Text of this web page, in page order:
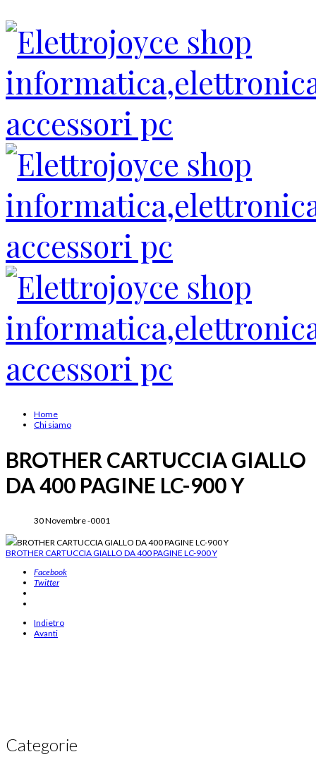
Home
Chi siamo
BROTHER CARTUCCIA GIALLO
DA 400 PAGINE LC-900 Y
30 Novembre -0001
BROTHER CARTUCCIA GIALLO DA 400 PAGINE LC-900 Y
BROTHER CARTUCCIA GIALLO DA 400 PAGINE LC-900 Y
Facebook
Twitter
Indietro
Avanti
Categorie